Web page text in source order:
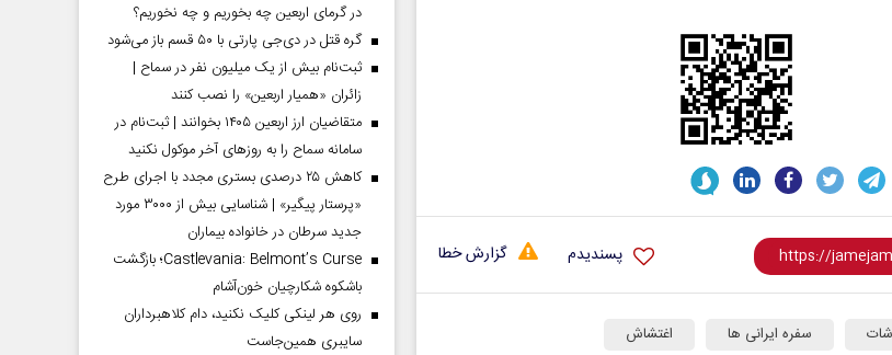
گزارش خطا پسندیدم
سفره ایرانی ها اغتشاش
در گرمای اربعین چه بخوریم و چه نخوریم؟
گره قتل در دی‌جی پارتی با ۵۰ قسم باز می‌شود
ثبت‌نام بیش از یک میلیون نفر در سماح |
زائران «همیار اربعین» را نصب کنند
متقاضیان ارز اربعین ۱۴۰۵ بخوانند | ثبت‌نام در
سامانه سماح را به روز‌های آخر موکول نکنید
کاهش ۲۵ درصدی بستری مجدد با اجرای طرح
«پرستار پیگیر» | شناسایی بیش از ۳۰۰۰ مورد
جدید سرطان در خانواده بیماران
Castlevania: Belmont’s Curse؛ بازگشت
باشکوه شکارچیان خون‌آشام
روی هر لینکی کلیک نکنید، دام کلاهبرداران
سایبری همین‌جاست